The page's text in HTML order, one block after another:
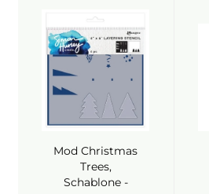
Mod Christmas
Trees,
Schablone -